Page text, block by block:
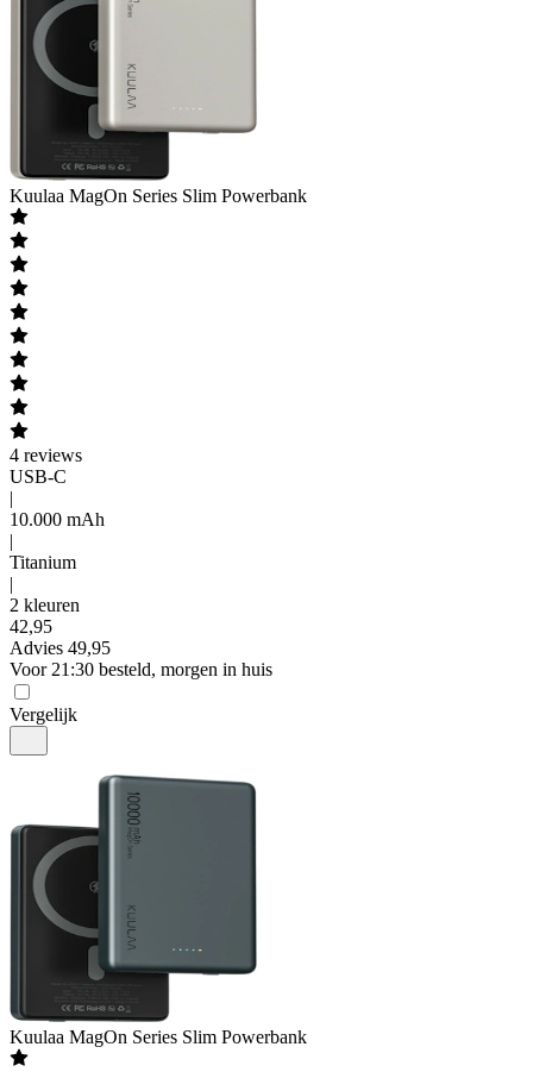
Kuulaa MagOn Series Slim Powerbank
4 reviews
USB-C
|
10.000 mAh
|
Titanium
|
2 kleuren
42,95
Advies 49,95
Voor 21:30 besteld, morgen in huis
Vergelijk
Kuulaa MagOn Series Slim Powerbank